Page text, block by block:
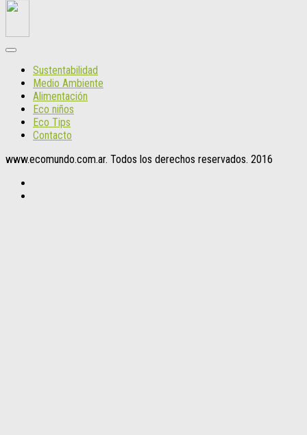
Sustentabilidad
Medio Ambiente
Alimentación
Eco niños
Eco Tips
Contacto
www.ecomundo.com.ar. Todos los derechos reservados. 2016